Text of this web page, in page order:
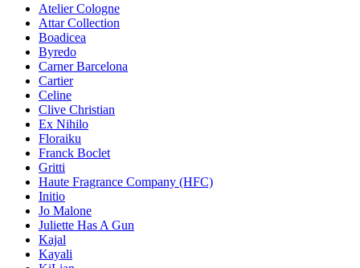
Atelier Cologne
Attar Collection
Boadicea
Byredo
Carner Barcelona
Cartier
Celine
Clive Christian
Ex Nihilo
Floraiku
Franck Boclet
Gritti
Haute Fragrance Company (HFC)
Initio
Jo Malone
Juliette Has A Gun
Kajal
Kayali